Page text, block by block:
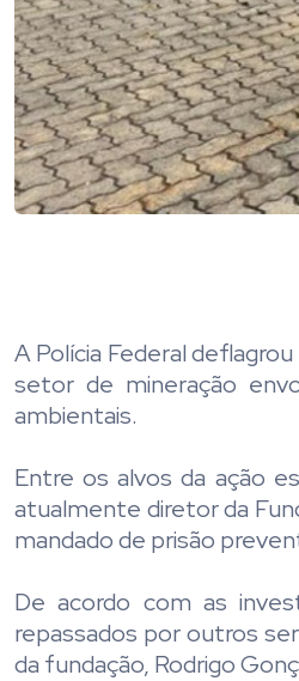
A Polícia Federal
setor de mineração
ambientais.
Entre os alvos da ação
atualmente diretor da
mandado de prisão
De acordo com as
repassados por outros
da fundação, Rodrigo